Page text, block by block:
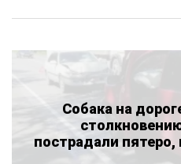
Собака на
пострадали